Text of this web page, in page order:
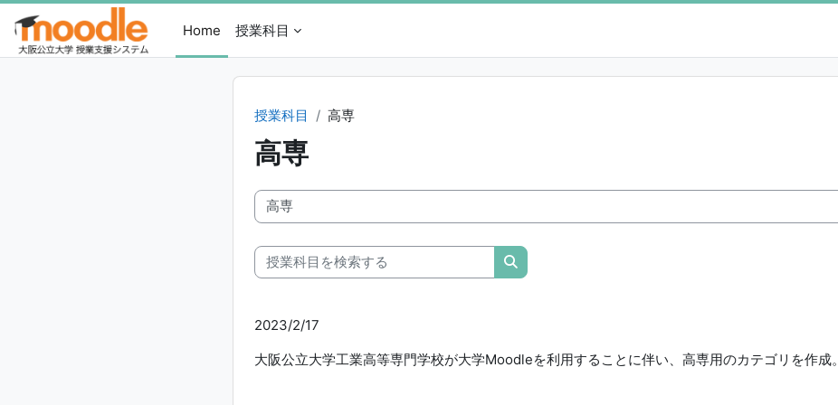
メインコンテンツへスキップする
Home
授業科目
授業科目 高専
高専
授業科目カテゴリ
授業科目を検索する
授業科目を検索する
2023/2/17
大阪公立大学工業高等専門学校が大学Moodleを利用することに伴い、高専用のカテゴリを作成。